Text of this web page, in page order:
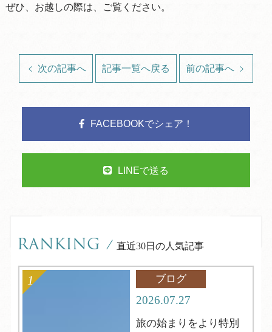
ぜひ、お越しの際は、ご覧ください。
次の記事へ 記事一覧へ戻る 前の記事へ
FACEBOOKでシェア！
LINEで送る
RANKING / 直近30日の人気記事
ブログ
2026.07.27
旅の始まりをより特別